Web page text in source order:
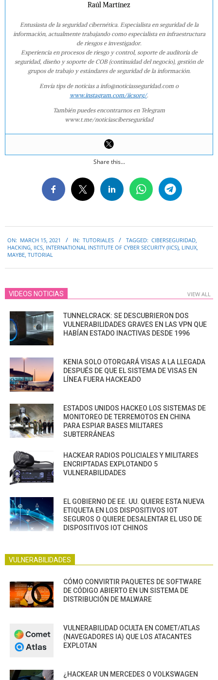
Raúl Martínez
Entusiasta de la seguridad cibernética. Especialista en seguridad de la
información, actualmente trabajando como especialista en infraestructura
de riesgos e investigador.
Experiencia en procesos de riesgo y control, soporte de auditoría de
seguridad, diseño y soporte de COB (continuidad del negocio), gestión de
grupos de trabajo y estándares de seguridad de la información.
Envía tips de noticias a info@noticiasseguridad.com o
www.instagram.com/iicsorg/.
También puedes encontrarnos en Telegram
www.t.me/noticiasciberseguridad
Share this...
03-
15
ON: MARCH 15, 2021 IN: TUTORIALES TAGGED: CIBERSEGURIDAD,
HACKING, IICS, INTERNATIONAL INSTITUTE OF CYBER SECURITY (IICS), LINUX,
MAYBE, TUTORIAL
VIDEOS NOTICIAS VIEW ALL
TUNNELCRACK: SE DESCUBRIERON DOS
VULNERABILIDADES GRAVES EN LAS VPN QUE
HABÍAN ESTADO INACTIVAS DESDE 1996
KENIA SOLO OTORGARÁ VISAS A LA LLEGADA
DESPUÉS DE QUE EL SISTEMA DE VISAS EN
LÍNEA FUERA HACKEADO
ESTADOS UNIDOS HACKEO LOS SISTEMAS DE
MONITOREO DE TERREMOTOS EN CHINA
PARA ESPIAR BASES MILITARES
SUBTERRÁNEAS
HACKEAR RADIOS POLICIALES Y MILITARES
ENCRIPTADAS EXPLOTANDO 5
VULNERABILIDADES
EL GOBIERNO DE EE. UU. QUIERE ESTA NUEVA
ETIQUETA EN LOS DISPOSITIVOS IOT
SEGUROS O QUIERE DESALENTAR EL USO DE
DISPOSITIVOS IOT CHINOS
VULNERABILIDADES
CÓMO CONVIRTIR PAQUETES DE SOFTWARE
DE CÓDIGO ABIERTO EN UN SISTEMA DE
DISTRIBUCIÓN DE MALWARE
VULNERABILIDAD OCULTA EN COMET/ATLAS
(NAVEGADORES IA) QUE LOS ATACANTES
EXPLOTAN
¿HACKEAR UN MERCEDES O VOLKSWAGEN